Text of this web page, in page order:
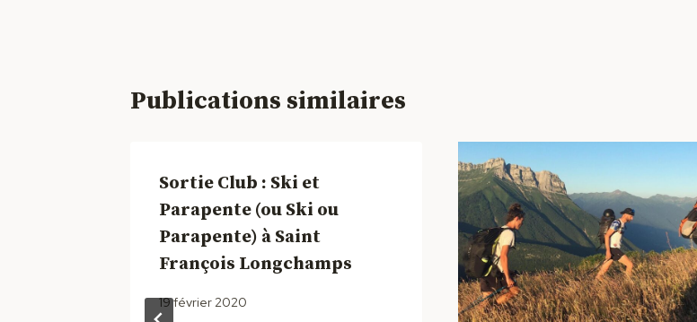
Publications similaires
Sortie Club : Ski et
Parapente (ou Ski ou
Parapente) à Saint
François Longchamps
19 février 2020